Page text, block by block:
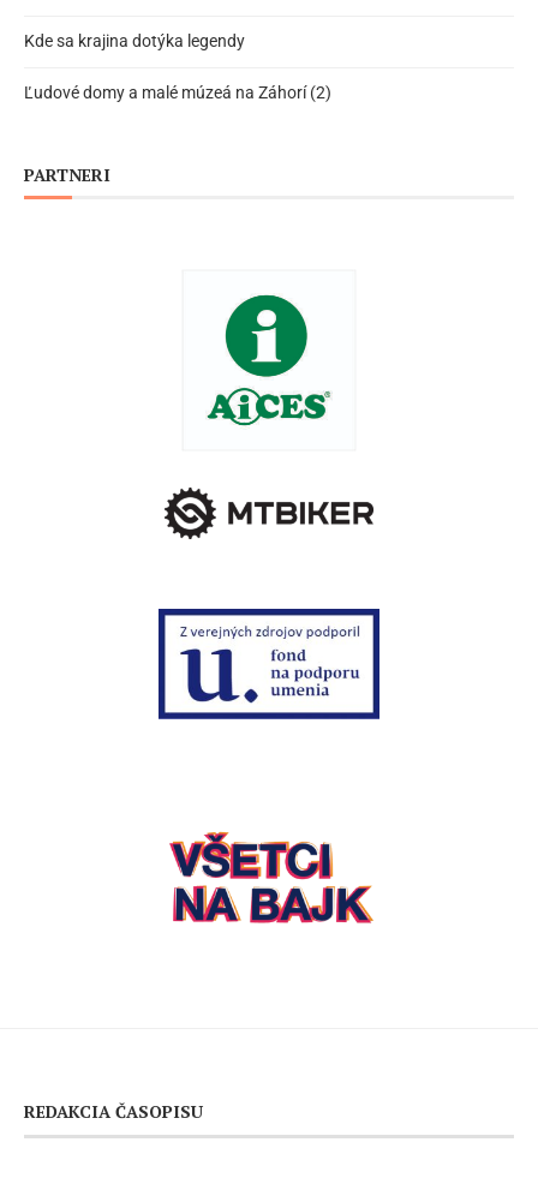
Kde sa krajina dotýka legendy
Ľudové domy a malé múzeá na Záhorí (2)
PARTNERI
REDAKCIA ČASOPISU